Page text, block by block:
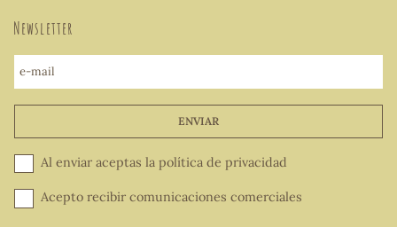
Newsletter
e-mail
ENVIAR
Al enviar aceptas la política de privacidad
Acepto recibir comunicaciones comerciales